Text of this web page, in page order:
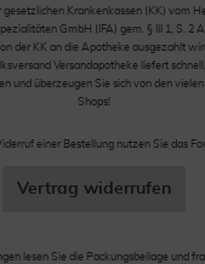
Krankenkassen (KK) vom
GmbH (IFA) gem. § III 1, S. 2
der KK an die Apotheke ausgezahlt
Versandapotheke liefert
und überzeugen Sie sich von den
Shops!
einer Bestellung nutzen Sie das
Vertrag widerrufen
lesen Sie die Packungsbeilage und